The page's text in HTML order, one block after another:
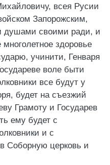
всея Русии
Запорожским,
душами своими ради, и
здоровье
учинити, Генваря
воле быти
все будут у
будет на съезжий
Грамоту и Государев
ему будет с
и с
Соборную церковь и